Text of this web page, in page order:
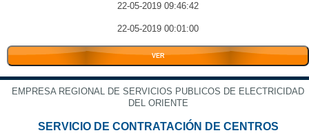
22-05-2019 09:46:42
22-05-2019 00:01:00
VER
EMPRESA REGIONAL DE SERVICIOS PUBLICOS DE ELECTRICIDAD
DEL ORIENTE
SERVICIO DE CONTRATACIÓN DE CENTROS